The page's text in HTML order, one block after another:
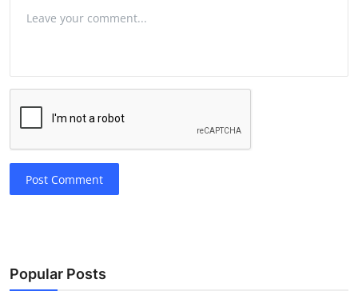
Post Comment
Popular Posts